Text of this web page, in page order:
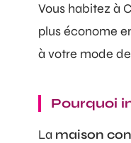
Vous habitez à
plus économe
à votre mode
Pourquoi
La maison